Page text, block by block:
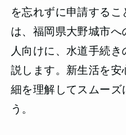
を忘れずに申請する
は、福岡県大野城市へ
人向けに、水道手続
説します。新生活を
細を理解してスムーズ
う。